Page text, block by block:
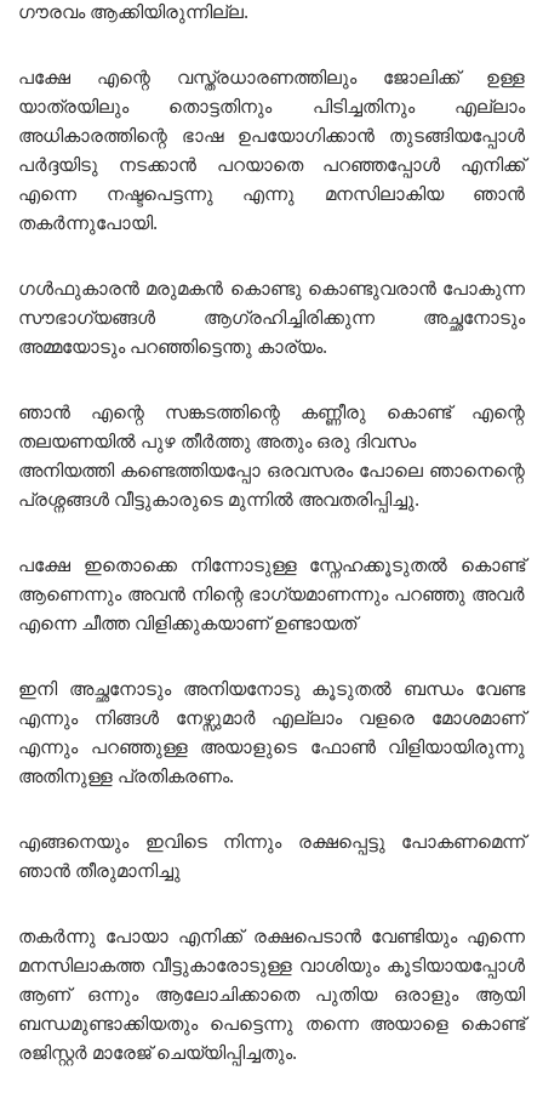
ഗൗരവം ആക്കിയിരുന്നില്ല.
പക്ഷേ എന്റെ വസ്ത്രധാരണത്തിലും ജോലിക്ക് ഉള്ള
യാത്രയിലും തൊട്ടതിനും പിടിച്ചതിനും എല്ലാം
അധികാരത്തിന്റെ ഭാഷ ഉപയോഗിക്കാൻ തുടങ്ങിയപ്പോൾ
പർദ്ദയിടു നടക്കാൻ പറയാതെ പറഞ്ഞപ്പോൾ എനിക്ക്
എന്നെ നഷ്ടപെട്ടന്നു എന്നു മനസിലാകിയ ഞാൻ
തകർന്നുപോയി.
ഗൾഫുകാരൻ മരുമകൻ കൊണ്ടു കൊണ്ടുവരാൻ പോകുന്ന
സൗഭാഗ്യങ്ങൾ ആഗ്രഹിച്ചിരിക്കുന്ന അച്ഛനോടും
അമ്മയോടും പറഞ്ഞിട്ടെന്തു കാര്യം.
ഞാൻ എന്റെ സങ്കടത്തിന്റെ കണ്ണീരു കൊണ്ട് എന്റെ
തലയണയിൽ പുഴ തീർത്തു അതും ഒരു ദിവസം
അനിയത്തി കണ്ടെത്തിയപ്പോ ഒരവസരം പോലെ ഞാനെന്റെ
പ്രശ്നങ്ങൾ വീട്ടുകാരുടെ മുന്നിൽ അവതരിപ്പിച്ചു.
പക്ഷേ ഇതൊക്കെ നിന്നോടുള്ള സ്നേഹക്കൂടുതൽ കൊണ്ട്
ആണെന്നും അവൻ നിന്റെ ഭാഗ്യമാണന്നും പറഞ്ഞു അവർ
എന്നെ ചീത്ത വിളിക്കുകയാണ് ഉണ്ടായത്
ഇനി അച്ഛനോടും അനിയനോടു കൂടുതൽ ബന്ധം വേണ്ട
എന്നും നിങ്ങൾ നേഴ്സുമാർ എല്ലാം വളരെ മോശമാണ്
എന്നും പറഞ്ഞുള്ള അയാളുടെ ഫോൺ വിളിയായിരുന്നു
അതിനുള്ള പ്രതികരണം.
എങ്ങനെയും ഇവിടെ നിന്നും രക്ഷപ്പെട്ടു പോകണമെന്ന്
ഞാൻ തീരുമാനിച്ചു
തകർന്നു പോയാ എനിക്ക് രക്ഷപെടാൻ വേണ്ടിയും എന്നെ
മനസിലാകത്ത വീട്ടുകാരോടുള്ള വാശിയും കൂടിയായപ്പോൾ
ആണ് ഒന്നും ആലോചിക്കാതെ പുതിയ ഒരാളും ആയി
ബന്ധമുണ്ടാക്കിയതും പെട്ടെന്നു തന്നെ അയാളെ കൊണ്ട്
രജിസ്റ്റർ മാരേജ് ചെയ്യിപ്പിച്ചതും.